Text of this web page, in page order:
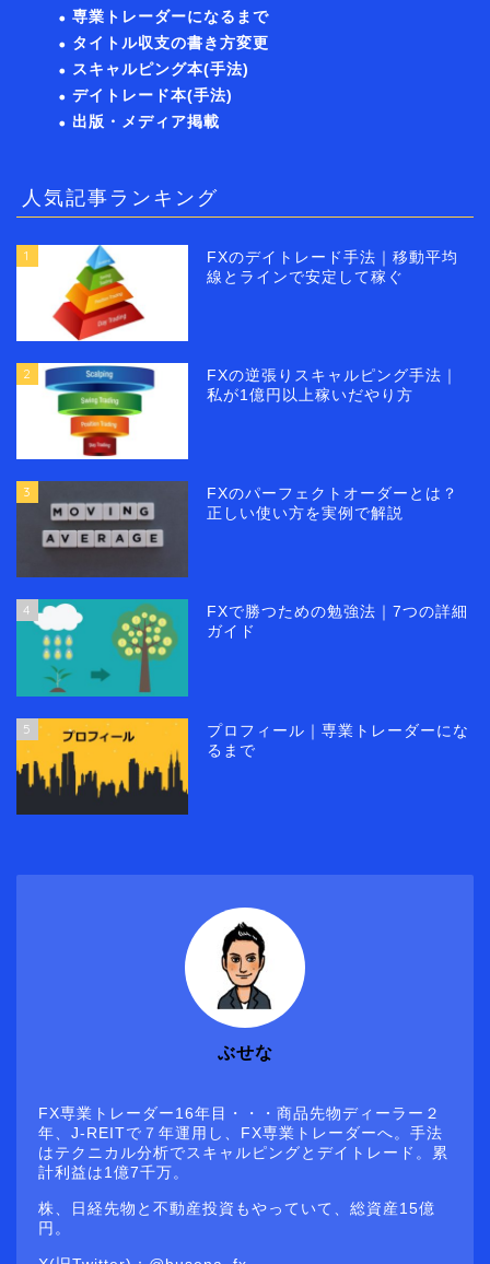
専業トレーダーになるまで
タイトル収支の書き方変更
スキャルピング本(手法)
デイトレード本(手法)
出版・メディア掲載
人気記事ランキング
1
FXのデイトレード手法｜移動平均
線とラインで安定して稼ぐ
2
FXの逆張りスキャルピング手法｜
私が1億円以上稼いだやり方
3
FXのパーフェクトオーダーとは？
正しい使い方を実例で解説
4
FXで勝つための勉強法｜7つの詳細
ガイド
5
プロフィール｜専業トレーダーにな
るまで
ぶせな
FX専業トレーダー16年目・・・商品先物ディーラー２
年、J-REITで７年運用し、FX専業トレーダーへ。手法
はテクニカル分析でスキャルピングとデイトレード。累
計利益は1億7千万。
株、日経先物と不動産投資もやっていて、総資産15億
円。